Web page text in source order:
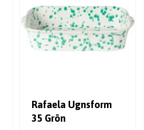
Rafaela Ugnsform
35 Grön